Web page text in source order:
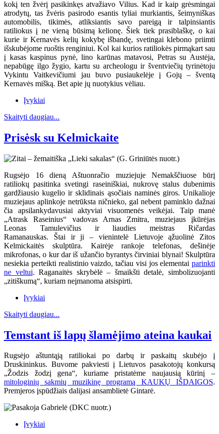
kokį ten žvėrį pasikinkęs atvažiavo Vilius. Kad ir kaip grėsmingai
atrodytų, tas žvėris pasirodo esantis tyliai murkiantis, šeimyniškas
automobilis, tikimės, atliksiantis savo pareigą ir talpinsiantis
ratiliokus į ne vieną būsimą kelionę. Šiek tiek prasiblaškę, o kai
kurie ir Kernavės kelių kokybę išbandę, svetingai klebono priimti
išskubėjome ruoštis renginiui. Kol kai kurios ratiliokės pirmąkart sau
į kasas kaspinus pynė, lino karūnas matavosi, Petras su Austėja,
nepabūgę ilgo žygio, kartu su archeologu ir šventviečių tyrinėtoju
Vykintu Vaitkevičiumi jau buvo pusiaukelėje į Gojų – šventą
Kernavės mišką. Bet apie jų nuotykius vėliau.
Įvykiai
Skaityti daugiau...
Prisėsk su Kelmickaite
Rugsėjo 16 dieną Aštuonračio muziejuje Nemakščiuose būrį
ratiliokų pasitinka svetingi raseiniškiai, nukrovę stalus dubenimis
gardžiausio kugelio ir sklidinais ąsočiais naminės giros. Unikalioje
muziejaus aplinkoje netrūksta ničnieko, gal nebent paminklo dažnai
čia apsilankydavusiai aktyviai visuomenės veikėjai. Taip manė
„Atrask Raseinius“ vadovas Arnas Zmitra, muziejaus įkūrėjas
Leonas Tamulevičius ir liaudies meistras Ričardas
Ramanauskas. Štai ir ji – vienintelė Lietuvoje ąžuolinė Zitos
Kelmickaitės skulptūra. Kairėje rankoje telefonas, dešinėje
mikrofonas, o kur dar iš užančio byrantys čirviniai blynai! Skulptūra
nesiekia perteikti realistinio vaizdo, tačiau visi jos elementai parinkti
ne veltui. Raganaitės skrybėlė – šmaikšti detalė, simbolizuojanti
„zitiškumą“, kuriam neįmanoma atsispirti.
Įvykiai
Skaityti daugiau...
Temstant iš lapų šlamėjimo ateina kaukai
Rugsėjo aštuntąją ratiliokai po darbų ir paskaitų skubėjo į
Druskininkus. Buvome pakviesti į Lietuvos pasakotojų konkursą
„Žodzis žodzį gena“, kuriame pristatėme naujausią kūrinį –
mitologinių sakmių muzikinę programą KAUKŲ IŠDAIGOS.
Premjeros įspūdžiais dalijasi ansamblietė Gintarė.
Įvykiai